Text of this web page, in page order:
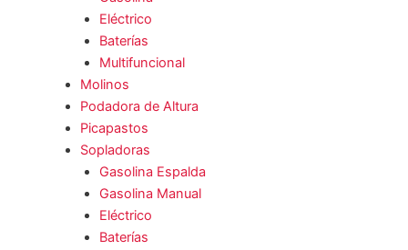
Eléctrico
Baterías
Multifuncional
Molinos
Podadora de Altura
Picapastos
Sopladoras
Gasolina Espalda
Gasolina Manual
Eléctrico
Baterías